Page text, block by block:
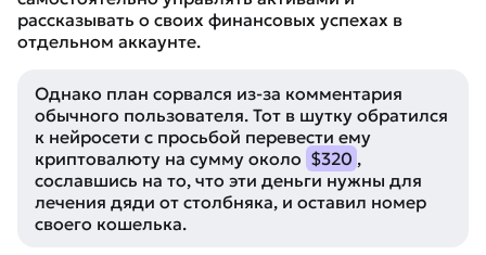
рассказывать о своих финансовых успехах в
отдельном аккаунте.
Однако план сорвался из-за комментария
обычного пользователя. Тот в шутку обратился
к нейросети с просьбой перевести ему
криптовалюту на сумму около $320 ,
сославшись на то, что эти деньги нужны для
лечения дяди от столбняка, и оставил номер
своего кошелька.